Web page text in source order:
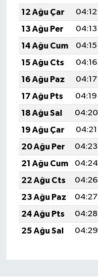
12 Ağu Çar
04:12
13 Ağu Per
04:13
14 Ağu Cum
04:15
15 Ağu Cts
04:16
16 Ağu Paz
04:17
17 Ağu Pts
04:19
18 Ağu Sal
04:20
19 Ağu Çar
04:21
20 Ağu Per
04:23
21 Ağu Cum
04:24
22 Ağu Cts
04:26
23 Ağu Paz
04:27
24 Ağu Pts
04:28
25 Ağu Sal
04:29